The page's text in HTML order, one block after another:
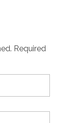
Required